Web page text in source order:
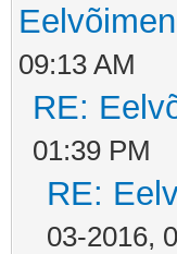
09:13 AM
RE:
01:39 PM
RE:
03-2016,